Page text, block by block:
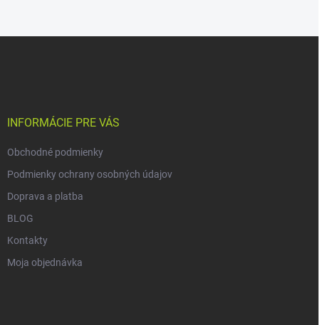
INFORMÁCIE PRE VÁS
Obchodné podmienky
Podmienky ochrany osobných údajov
Doprava a platba
BLOG
Kontakty
Moja objednávka